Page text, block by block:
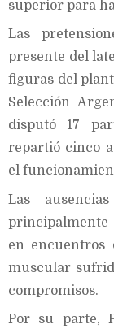
superior para
Las
presente del
figuras del
Selección
disputó 17
repartió cinco
el
Las
principalmente
en encuentros
muscular
compromisos.
Por su parte,